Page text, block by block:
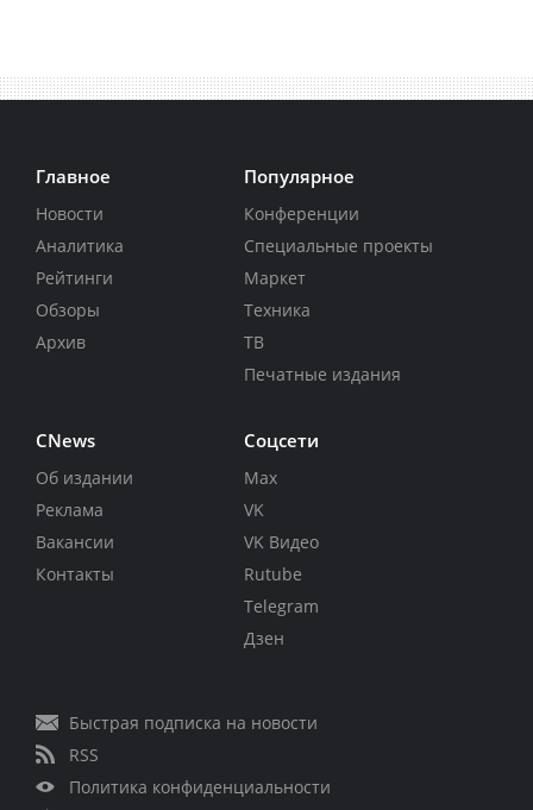
Главное
Новости
Аналитика
Рейтинги
Обзоры
Архив
Популярное
Конференции
Специальные проекты
Маркет
Техника
ТВ
Печатные издания
CNews
Об издании
Реклама
Вакансии
Контакты
Соцсети
Max
VK
VK Видео
Rutube
Telegram
Дзен
Быстрая подписка на новости
RSS
Политика конфиденциальности